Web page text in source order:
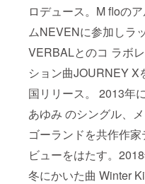
ロデュース。M floの
ムNEVENに参加しラ
VERBALとのコ ラボ
ション曲JOURNEY X
国リリース。 2013年
あゆみ のシングル、
ゴーランドを共作作家
ビューをはたす。
冬にかいた曲 Winter